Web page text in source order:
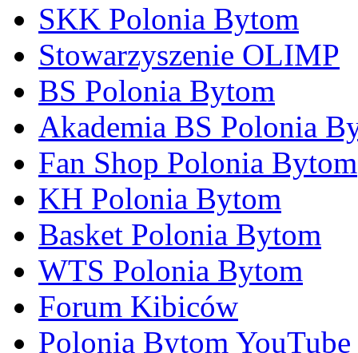
SKK Polonia Bytom
Stowarzyszenie OLIMP
BS Polonia Bytom
Akademia BS Polonia
Fan Shop Polonia Bytom
KH Polonia Bytom
Basket Polonia Bytom
WTS Polonia Bytom
Forum Kibiców
Polonia Bytom YouTube